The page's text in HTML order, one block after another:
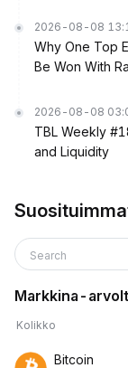
2026-08-08
Why One Top
Be Won With
2026-08-08
TBL Weekly
and Liquidity
Search
Markkina-
Kolikko
Bitcoin